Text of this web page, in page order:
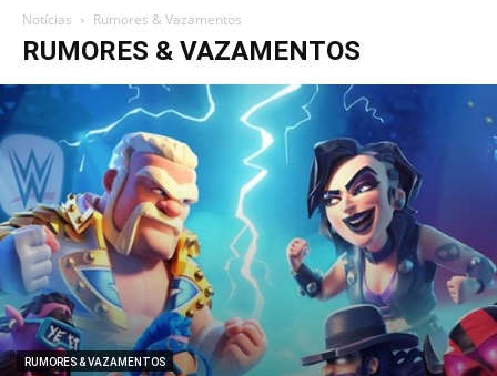
Notícias Rumores & Vazamentos
RUMORES & VAZAMENTOS
RUMORES & VAZAMENTOS